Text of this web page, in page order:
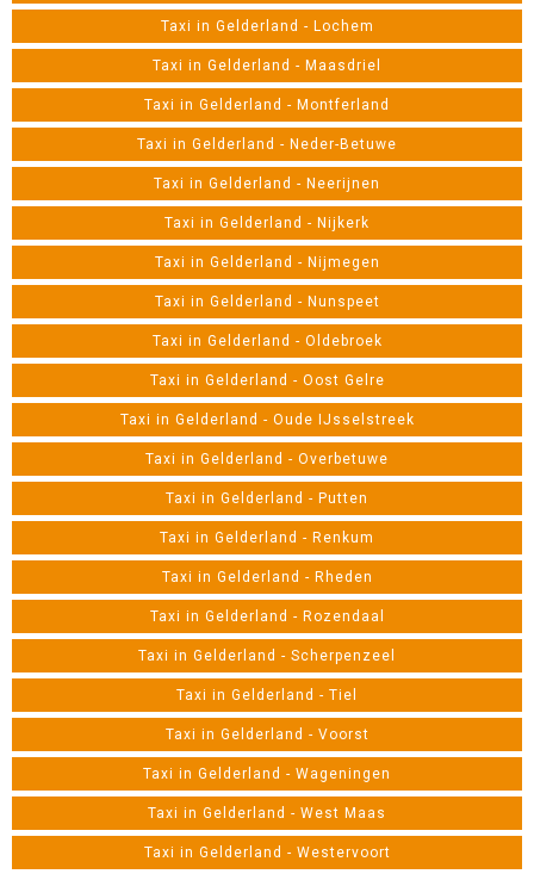
Taxi in Gelderland - Lochem
Taxi in Gelderland - Maasdriel
Taxi in Gelderland - Montferland
Taxi in Gelderland - Neder-Betuwe
Taxi in Gelderland - Neerijnen
Taxi in Gelderland - Nijkerk
Taxi in Gelderland - Nijmegen
Taxi in Gelderland - Nunspeet
Taxi in Gelderland - Oldebroek
Taxi in Gelderland - Oost Gelre
Taxi in Gelderland - Oude IJsselstreek
Taxi in Gelderland - Overbetuwe
Taxi in Gelderland - Putten
Taxi in Gelderland - Renkum
Taxi in Gelderland - Rheden
Taxi in Gelderland - Rozendaal
Taxi in Gelderland - Scherpenzeel
Taxi in Gelderland - Tiel
Taxi in Gelderland - Voorst
Taxi in Gelderland - Wageningen
Taxi in Gelderland - West Maas
Taxi in Gelderland - Westervoort